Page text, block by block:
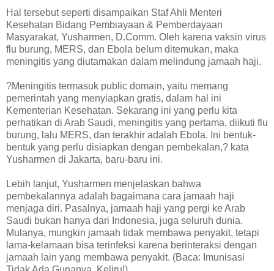
Hal tersebut seperti disampaikan Staf Ahli Menteri
Kesehatan Bidang Pembiayaan & Pemberdayaan
Masyarakat, Yusharmen, D.Comm. Oleh karena vaksin virus
flu burung, MERS, dan Ebola belum ditemukan, maka
meningitis yang diutamakan dalam melindung jamaah haji.
?Meningitis termasuk public domain, yaitu memang
pemerintah yang menyiapkan gratis, dalam hal ini
Kementerian Kesehatan. Sekarang ini yang perlu kita
perhatikan di Arab Saudi, meningitis yang pertama, diikuti flu
burung, lalu MERS, dan terakhir adalah Ebola. Ini bentuk-
bentuk yang perlu disiapkan dengan pembekalan,? kata
Yusharmen di Jakarta, baru-baru ini.
Lebih lanjut, Yusharmen menjelaskan bahwa
pembekalannya adalah bagaimana cara jamaah haji
menjaga diri. Pasalnya, jamaah haji yang pergi ke Arab
Saudi bukan hanya dari Indonesia, juga seluruh dunia.
Mulanya, mungkin jamaah tidak membawa penyakit, tetapi
lama-kelamaan bisa terinfeksi karena berinteraksi dengan
jamaah lain yang membawa penyakit. (Baca: Imunisasi